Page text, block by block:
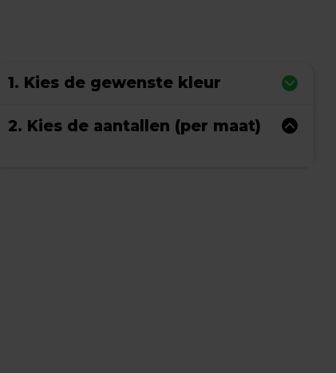
1. Kies de gewenste kleur
2. Kies de aantallen (per maat)